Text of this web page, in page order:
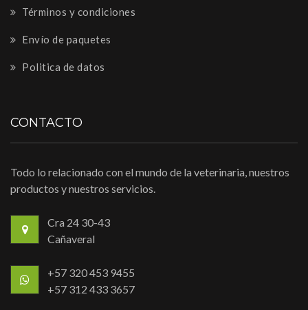
Términos y condiciones
Envío de paquetes
Politica de datos
CONTACTO
Todo lo relacionado con el mundo de la veterinaria, nuestros
productos y nuestros servicios.
Cra 24 30-43
Cañaveral
+57 320 453 9455
+57 312 433 3657